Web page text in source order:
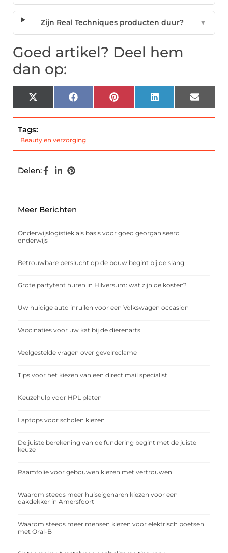
Zijn Real Techniques producten duur? ▼
Goed artikel? Deel hem
dan op:
X
(Twitter)
Facebook Pinterest LinkedIn Email
Tags:
Beauty en verzorging
Delen:
Meer Berichten
Onderwijslogistiek als basis voor goed georganiseerd
onderwijs
Betrouwbare perslucht op de bouw begint bij de slang
Grote partytent huren in Hilversum: wat zijn de kosten?
Uw huidige auto inruilen voor een Volkswagen occasion
Vaccinaties voor uw kat bij de dierenarts
Veelgestelde vragen over gevelreclame
Tips voor het kiezen van een direct mail specialist
Keuzehulp voor HPL platen
Laptops voor scholen kiezen
De juiste berekening van de fundering begint met de juiste
keuze
Raamfolie voor gebouwen kiezen met vertrouwen
Waarom steeds meer huiseigenaren kiezen voor een
dakdekker in Amersfoort
Waarom steeds meer mensen kiezen voor elektrisch poetsen
met Oral-B